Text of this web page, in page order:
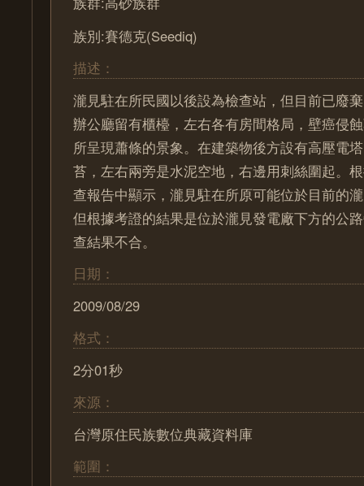
族別:賽德克(Seediq)
描述：
瀧見駐在所民國以後設為檢查站，但目前已廢
辦公廳留有櫃檯，左右各有房間格局，壁癌侵
所呈現蕭條的景象。在建築物後方設有高壓電
苔，左右兩旁是水泥空地，右邊用刺絲圍起。
查報告中顯示，瀧見駐在所原可能位於目前的
但根據考證的結果是位於瀧見發電廠下方的公
查結果不合。
日期：
2009/08/29
格式：
2分01秒
來源：
台灣原住民族數位典藏資料庫
範圍：